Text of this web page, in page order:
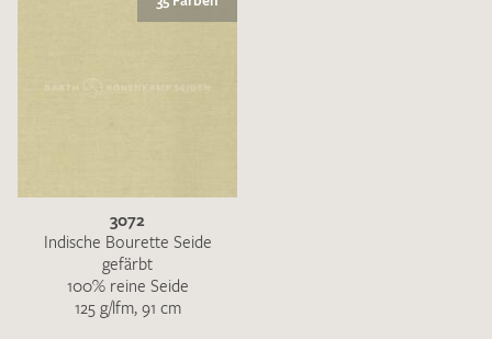
3072
Indische Bourette Seide
gefärbt
100% reine Seide
125 g/lfm, 91 cm